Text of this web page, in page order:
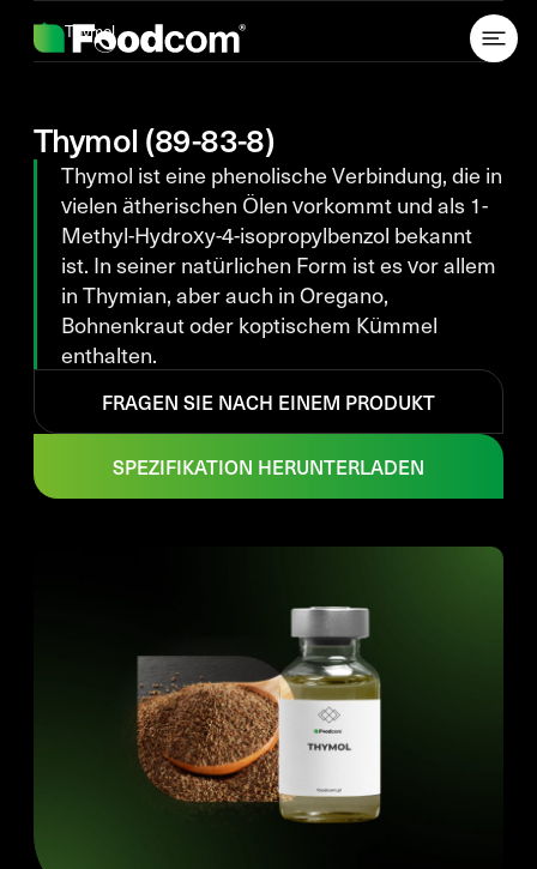
Thymol
Thymol (89-83-8)
Thymol ist eine phenolische Verbindung, die in
vielen ätherischen Ölen vorkommt und als 1-
Methyl-Hydroxy-4-isopropylbenzol bekannt
ist. In seiner natürlichen Form ist es vor allem
in Thymian, aber auch in Oregano,
Bohnenkraut oder koptischem Kümmel
enthalten.
FRAGEN SIE NACH EINEM PRODUKT
SPEZIFIKATION HERUNTERLADEN